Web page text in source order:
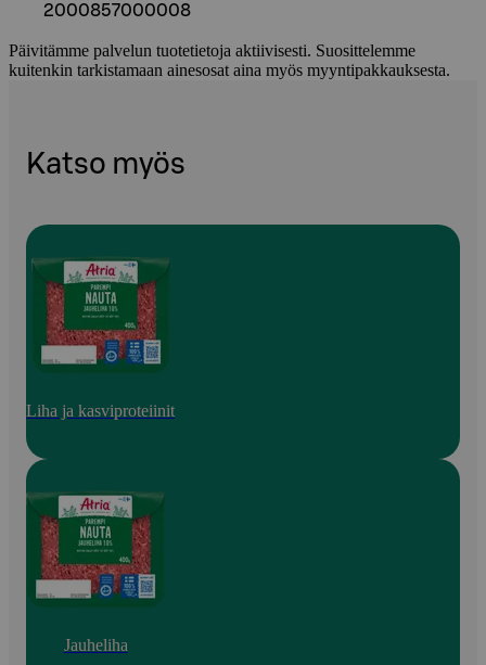
2000857000008
Päivitämme palvelun tuotetietoja aktiivisesti. Suosittelemme
kuitenkin tarkistamaan ainesosat aina myös myyntipakkauksesta.
Katso myös
Liha ja kasviproteiinit
Jauheliha